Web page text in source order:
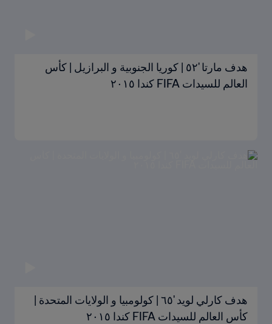
هدف مارتا '٥٢ | كوريا الجنوبية و البرازيل | كأس
العالم للسيدات FIFA كندا ٢٠١٥
هدف كارلي لويد '٦٥ | كولومبيا و الولايات المتحدة |
كأس العالم للسيدات FIFA كندا ٢٠١٥